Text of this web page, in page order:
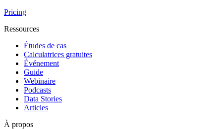
Pricing
Ressources
Études de cas
Calculatrices gratuites
Événement
Guide
Webinaire
Podcasts
Data Stories
Articles
À propos